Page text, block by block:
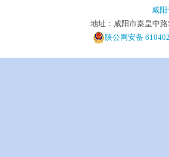
咸
地址：咸阳市秦皇中
陕公网安备